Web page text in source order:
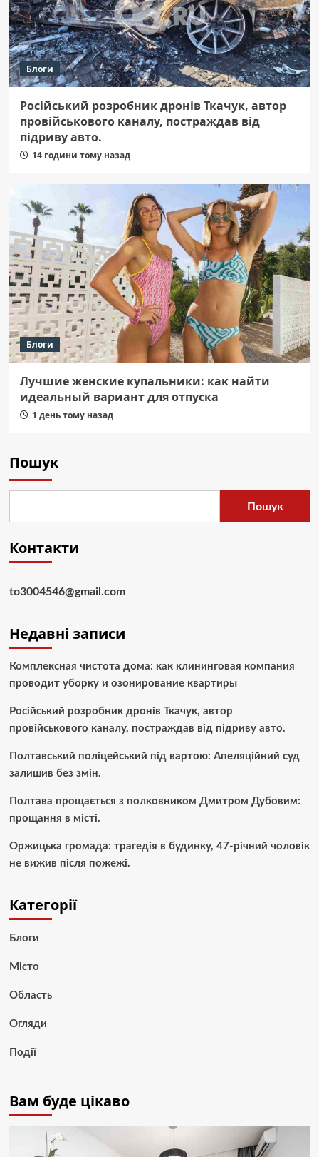
Блоги
Російський розробник дронів Ткачук, автор
провійськового каналу, постраждав від
підриву авто.
14 години тому назад
Блоги
Лучшие женские купальники: как найти
идеальный вариант для отпуска
1 день тому назад
Пошук
Пошук
Контакти
to3004546@gmail.com
Недавні записи
Комплексная чистота дома: как клининговая компания
проводит уборку и озонирование квартиры
Російський розробник дронів Ткачук, автор
провійськового каналу, постраждав від підриву авто.
Полтавський поліцейський під вартою: Апеляційний суд
залишив без змін.
Полтава прощається з полковником Дмитром Дубовим:
прощання в місті.
Оржицька громада: трагедія в будинку, 47-річний чоловік
не вижив після пожежі.
Категорії
Блоги
Місто
Область
Огляди
Події
Вам буде цікаво